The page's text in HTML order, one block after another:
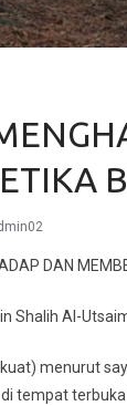
DAN
Shalih Al-
menurut
tempat